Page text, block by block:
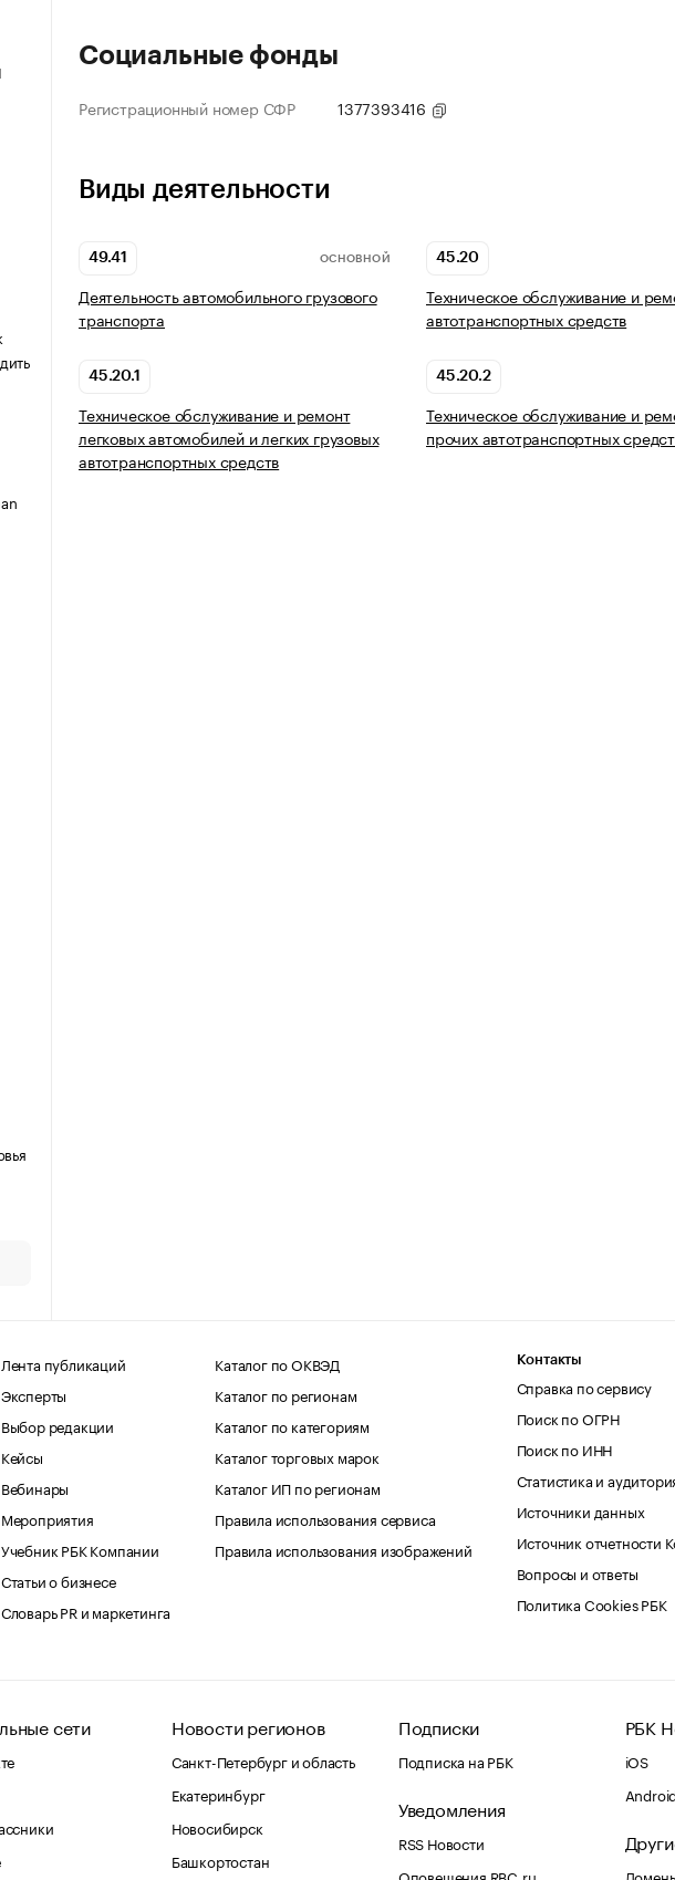
Социальные фонды
Регистрационный номер СФР 1377393416
Виды деятельности
49.41 ОСНОВНОЙ
Деятельность автомобильного грузового
транспорта
45.20
Техническое обслуживание и
автотранспортных средств
45.20.1
Техническое обслуживание и ремонт
легковых автомобилей и легких грузовых
автотранспортных средств
45.20.2
Техническое обслуживание и
прочих автотранспортных
Лента публикаций
Эксперты
Выбор редакции
Кейсы
Вебинары
Мероприятия
Учебник РБК Компании
Статьи о бизнесе
Словарь PR и маркетинга
Каталог по ОКВЭД
Каталог по регионам
Каталог по категориям
Каталог торговых марок
Каталог ИП по регионам
Правила использования сервиса
Правила использования изображений
Контакты
Справка по сервису
Поиск по ОГРН
Поиск по ИНН
Статистика и
Источники данных
Источник отчетности
Вопросы и ответы
Политика Cookies РБК
сети Новости регионов
Санкт-Петербург и область
Екатеринбург
Новосибирск
Башкортостан
Подписки
Подписка на РБК
Уведомления
RSS Новости
Оповещения RBC.ru
РБК
iOS